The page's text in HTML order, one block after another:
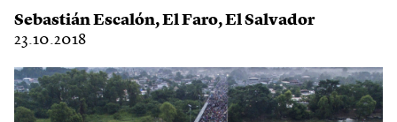
Sebastián Escalón,El Faro,El Salvador
23.10.2018